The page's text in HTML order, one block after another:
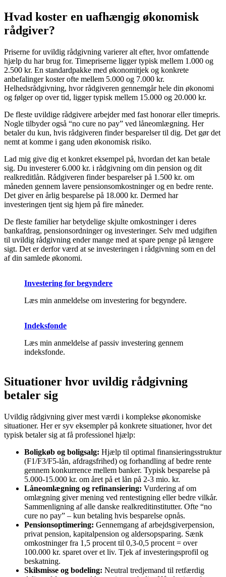
Hvad koster en uafhængig økonomisk
rådgiver?
Priserne for uvildig rådgivning varierer alt efter, hvor omfattende
hjælp du har brug for. Timepriserne ligger typisk mellem 1.000 og
2.500 kr. En standardpakke med økonomitjek og konkrete
anbefalinger koster ofte mellem 5.000 og 7.000 kr.
Helhedsrådgivning, hvor rådgiveren gennemgår hele din økonomi
og følger op over tid, ligger typisk mellem 15.000 og 20.000 kr.
De fleste uvildige rådgivere arbejder med fast honorar eller timepris.
Nogle tilbyder også “no cure no pay” ved låneomlægning. Her
betaler du kun, hvis rådgiveren finder besparelser til dig. Det gør det
nemt at komme i gang uden økonomisk risiko.
Lad mig give dig et konkret eksempel på, hvordan det kan betale
sig. Du investerer 6.000 kr. i rådgivning om din pension og dit
realkreditlån. Rådgiveren finder besparelser på 1.500 kr. om
måneden gennem lavere pensionsomkostninger og en bedre rente.
Det giver en årlig besparelse på 18.000 kr. Dermed har
investeringen tjent sig hjem på fire måneder.
De fleste familier har betydelige skjulte omkostninger i deres
bankafdrag, pensionsordninger og investeringer. Selv med udgiften
til uvildig rådgivning ender mange med at spare penge på længere
sigt. Det er derfor værd at se investeringen i rådgivning som en del
af din samlede økonomi.
Investering for begyndere
Læs min anmeldelse om investering for begyndere.
Indeksfonde
Læs min anmeldelse af passiv investering gennem
indeksfonde.
Situationer hvor uvildig rådgivning
betaler sig
Uvildig rådgivning giver mest værdi i komplekse økonomiske
situationer. Her er syv eksempler på konkrete situationer, hvor det
typisk betaler sig at få professionel hjælp:
Boligkøb og boligsalg: Hjælp til optimal finansieringsstruktur
(F1/F3/F5-lån, afdragsfrihed) og forhandling af bedre rente
gennem konkurrence mellem banker. Typisk besparelse på
5.000-15.000 kr. om året på et lån på 2-3 mio. kr.
Låneomlægning og refinansiering: Vurdering af om
omlægning giver mening ved rentestigning eller bedre vilkår.
Sammenligning af alle danske realkreditinstitutter. Ofte “no
cure no pay” – kun betaling hvis besparelse opnås.
Pensionsoptimering: Gennemgang af arbejdsgiverpension,
privat pension, kapitalpension og aldersopsparing. Sænk
omkostninger fra 1,5 procent til 0,3-0,5 procent = over
100.000 kr. sparet over et liv. Tjek af investeringsprofil og
beskatning.
Skilsmisse og bodeling: Neutral tredjemand til retfærdig